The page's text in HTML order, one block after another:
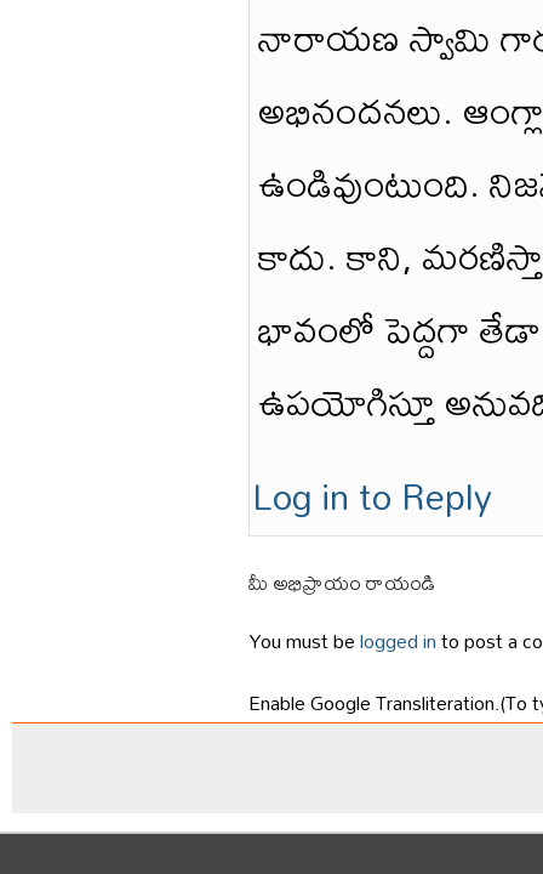
నారాయణ స్వామి
అభినందనలు.
ఉండివుంటుంది.
కాదు. కాని,
భావంలో పెద్దగా తేడా
ఉపయోగిస్తూ
Log in to Reply
మీ అభిప్రాయం రాయండి
You must belogged into post a
Enable Google